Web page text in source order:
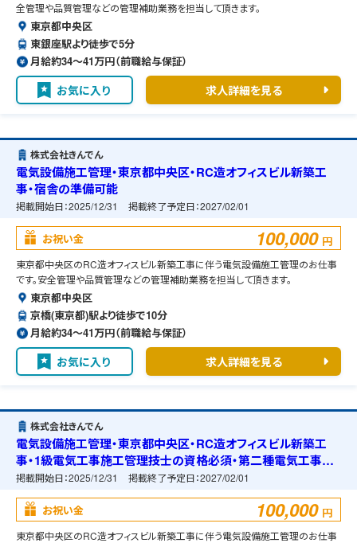
全管理や品質管理などの管理補助業務を担当して頂きます。
東京都中央区
東銀座駅より徒歩で5分
月給約34〜41万円（前職給与保証）
お気に入り 求人詳細を見る
株式会社きんでん
電気設備施工管理・東京都中央区・RC造オフィスビル新築工
事・宿舎の準備可能
掲載開始日：2025/12/31 掲載終了予定日：2027/02/01
お祝い金 100,000 円
東京都中央区のRC造オフィスビル新築工事に伴う電気設備施工管理のお仕事
です。安全管理や品質管理などの管理補助業務を担当して頂きます。
東京都中央区
京橋(東京都)駅より徒歩で10分
月給約34〜41万円（前職給与保証）
お気に入り 求人詳細を見る
株式会社きんでん
電気設備施工管理・東京都中央区・RC造オフィスビル新築工
事・1級電気工事施工管理技士の資格必須・第二種電気工事士
の資格必須・宿舎の準備可能
掲載開始日：2025/12/31 掲載終了予定日：2027/02/01
お祝い金 100,000 円
東京都中央区のRC造オフィスビル新築工事に伴う電気設備施工管理のお仕事